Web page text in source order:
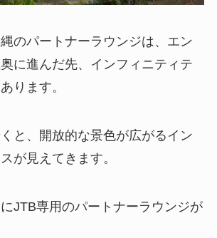
のパートナーラウンジは、エン
に進んだ先、インフィニティテ
ります。
と、開放的な景色が広がるイン
が見えてきます。
JTB専用のパートナーラウンジが